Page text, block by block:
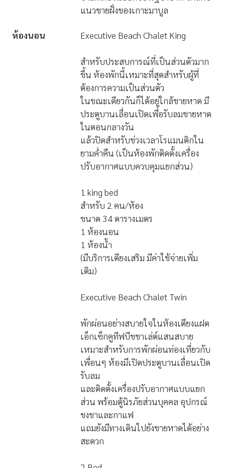
บอร์เนียว ไดเวอร์ส มาบูล ตั้งอยู่ใน
ชายฝั่งตะวันออกของรัฐซาบาห์ ใกล้กับ
แนวชายฝั่งของเกาะมาบูล
Executive Beach Chalet King
สำหรับประสบการณ์ที่เป็นส่วนตัวมาก
ขึ้น ห้องพักนี้เหมาะที่สุดสำหรับผู้ที่
ต้องการความเป็นส่วนตัว
ในขณะเดียวกันก็ได้อยู่ใกล้ชายหาด มี
ประตูบานเลื่อนเปิดเพื่อรับลมชายหาด
ในตอนกลางวัน
แล้วปิดสำหรับช่วงเวลาโรแมนติกใน
ยามค่ำคืน (เป็นห้องพักติดตั้งเครื่อง
ปรับอากาศแบบควบคุมแยกส่วน)
1 king bed
สำหรับ 2 คน/ห้อง
ขนาด 34 ตารางเมตร
1 ห้องนอน
1 ห้องน้ำ
เติม)
Executive Beach Chalet Twin
พักผ่อนอย่างสบายใจในห้องเตียงแฝด
เอ็กเซ็กคูทีฟบีชชาเล่ต์แสนสบาย
เหมาะสำหรับการพักผ่อนท่องเที่ยวกับ
เพื่อนๆ ห้องมีเปิดประตูบานเลื่อนเปิด
รับลม
และติดตั้งเครื่องปรับอากาศแบบแยก
ส่วน พร้อมตู้นิรภัยส่วนบุคคล อุปกรณ์
ชงชาและกาแฟ
สะดวก